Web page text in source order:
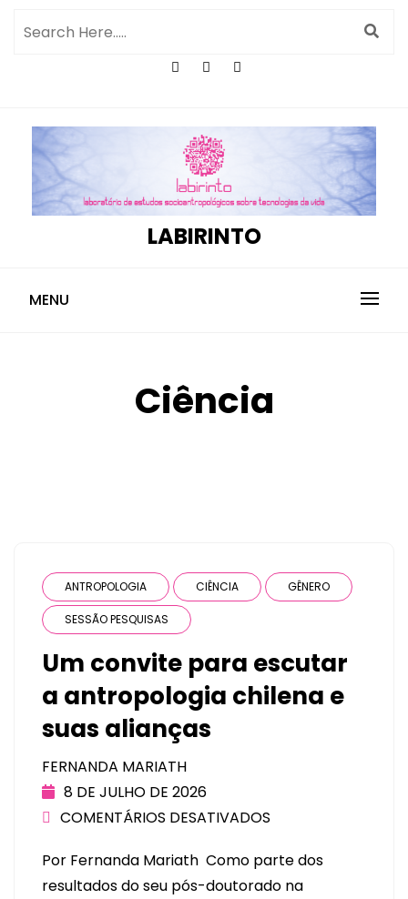
LABIRINTO
MENU
Ciência
ANTROPOLOGIA CIÊNCIA GÊNERO
SESSÃO PESQUISAS
Um convite para escutar
a antropologia chilena e
suas alianças
FERNANDA MARIATH
8 DE JULHO DE 2026
COMENTÁRIOS DESATIVADOS
Por Fernanda Mariath Como parte dos
resultados do seu pós-doutorado na